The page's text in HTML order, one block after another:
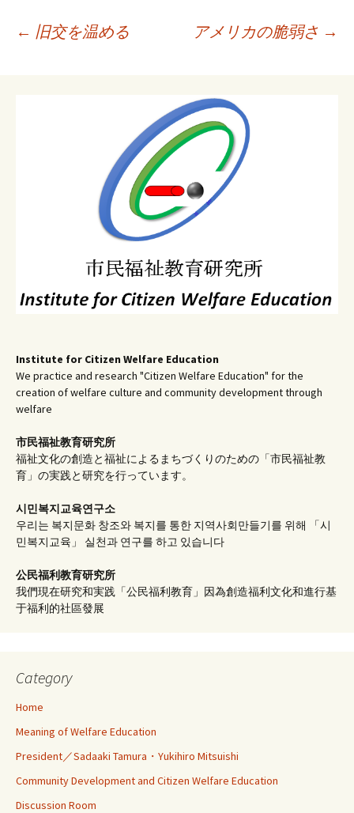
← 旧交を温める アメリカの脆弱さ →
Institute for Citizen Welfare Education
We practice and research "Citizen Welfare Education" for the
creation of welfare culture and community development through
welfare
市民福祉教育研究所
福祉文化の創造と福祉によるまちづくりのための「市民福祉教
育」の実践と研究を行っています。
시민복지교육연구소
우리는 복지문화 창조와 복지를 통한 지역사회만들기를 위해 「시
민복지교육」 실천과 연구를 하고 있습니다
公民福利教育研究所
我們現在研究和実践「公民福利教育」因為創造福利文化和進行基
于福利的社區發展
Category
Home
Meaning of Welfare Education
President／Sadaaki Tamura・Yukihiro Mitsuishi
Community Development and Citizen Welfare Education
Discussion Room